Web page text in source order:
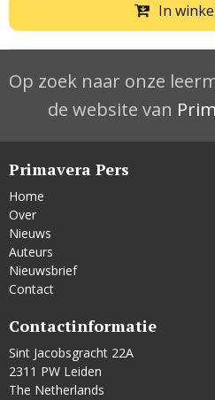
In
Op zoek naar onze
de website van
Primavera Pers
Home
Over
Nieuws
Auteurs
Nieuwsbrief
Contact
Contactinformatie
Sint Jacobsgracht 22A
2311 PW Leiden
The Netherlands